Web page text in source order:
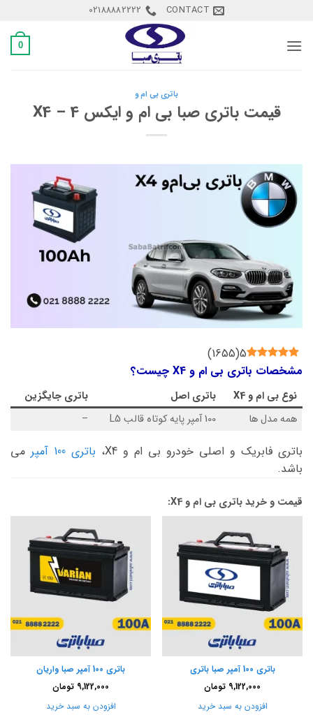
content
CONTACT
02188882222
0
باتری بی ام و
قیمت باتری صبا بی ام و ایکس 4 – X4
5
(
1655
)
مشخصات باتری بی ام و X4 چیست؟
نوع بی ام و X4 باتری اصل
باتری جایگزین
همه مدل ها
100 آمپر پایه کوتاه قالب L5 –
باتری فابریک و اصلی خودرو بی ام و X4، باتری 100 آمپر
می
باشد.
قیمت و خرید باتری بی ام و X4:
باتری 100 آمپر صبا باتری
9,122,000 تومان
افزودن به سبد خرید
باتری 100 آمپر صبا واریان
9,122,000 تومان
افزودن به سبد خرید